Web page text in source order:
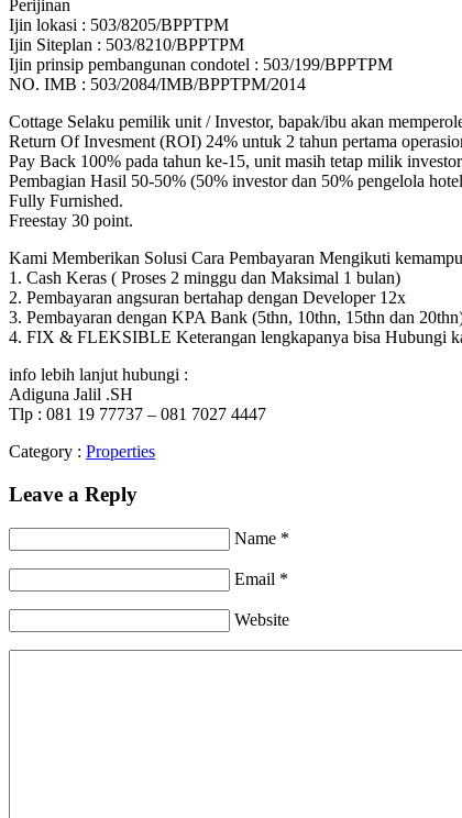
Perijinan
Ijin lokasi : 503/8205/BPPTPM
Ijin Siteplan : 503/8210/BPPTPM
Ijin prinsip pembangunan condotel : 503/199/BPPTPM
NO. IMB : 503/2084/IMB/BPPTPM/2014
Cottage Selaku pemilik unit / Investor, bapak/ibu akan
Return Of Invesment (ROI) 24% untuk 2 tahun pertama
Pay Back 100% pada tahun ke-15, unit masih tetap milik
Pembagian Hasil 50-50% (50% investor dan 50% pengelola
Fully Furnished.
Freestay 30 point.
Kami Memberikan Solusi Cara Pembayaran Mengikuti
1. Cash Keras ( Proses 2 minggu dan Maksimal 1 bulan)
2. Pembayaran angsuran bertahap dengan Developer 12x
3. Pembayaran dengan KPA Bank (5thn, 10thn, 15thn dan
4. FIX & FLEKSIBLE Keterangan lengkapanya bisa Hubungi
info lebih lanjut hubungi :
Adiguna Jalil .SH
Tlp : 081 19 77737 – 081 7027 4447
Category : Properties
Leave a Reply
Name *
Email *
Website